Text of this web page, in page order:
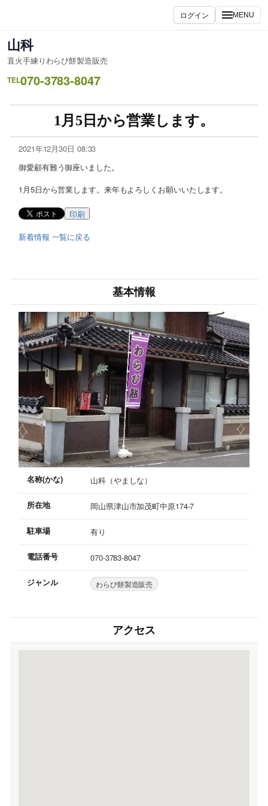
ログイン MENU
山科
直火手練りわらび餅製造販売
TEL070-3783-8047
1月5日から営業します。
2021年12月30日 08:33
御愛顧有難う御座いました。
1月5日から営業します。来年もよろしくお願いいたします。
印刷
新着情報 一覧に戻る
基本情報
名称(かな) 山科（やましな）
所在地 岡山県津山市加茂町中原174-7
駐車場 有り
電話番号 070-3783-8047
ジャンル わらび餅製造販売
アクセス